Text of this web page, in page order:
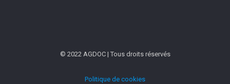
© 2022 AGDOC | Tous droits réservés
Politique de cookies